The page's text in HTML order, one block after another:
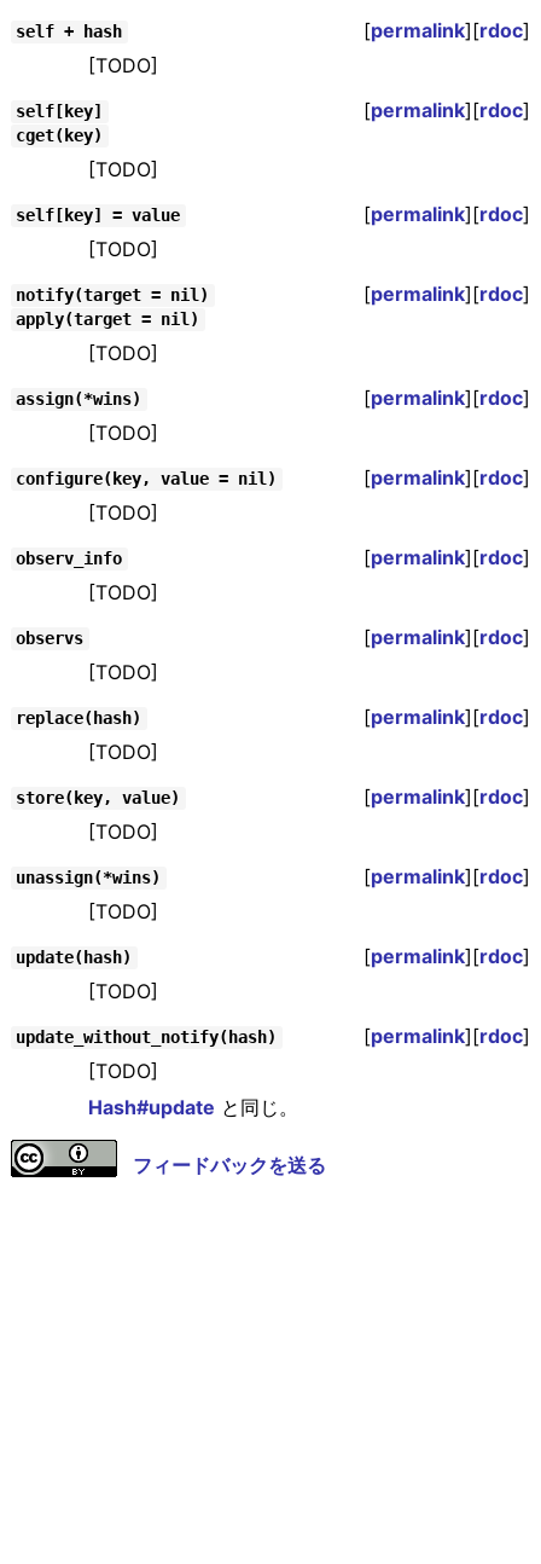
self + hash [permalink][rdoc]
[TODO]
self[key] [permalink][rdoc]
cget(key)
[TODO]
self[key] = value [permalink][rdoc]
[TODO]
notify(target = nil) [permalink][rdoc]
apply(target = nil)
[TODO]
assign(*wins) [permalink][rdoc]
[TODO]
configure(key, value = nil) [permalink][rdoc]
[TODO]
observ_info [permalink][rdoc]
[TODO]
observs [permalink][rdoc]
[TODO]
replace(hash) [permalink][rdoc]
[TODO]
store(key, value) [permalink][rdoc]
[TODO]
unassign(*wins) [permalink][rdoc]
[TODO]
update(hash) [permalink][rdoc]
[TODO]
update_without_notify(hash) [permalink][rdoc]
[TODO]
Hash#update と同じ。
フィードバックを送る